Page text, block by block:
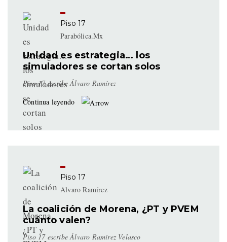
Piso 17
Parabólica.Mx
Unidad es estrategia… los
simuladores se cortan solos
Piso 17 escribe Álvaro Ramírez
Continua leyendo
Piso 17
Alvaro Ramírez
La coalición de Morena, ¿PT y PVEM
cuánto valen?
Piso 17 escribe Álvaro Ramírez Velasco